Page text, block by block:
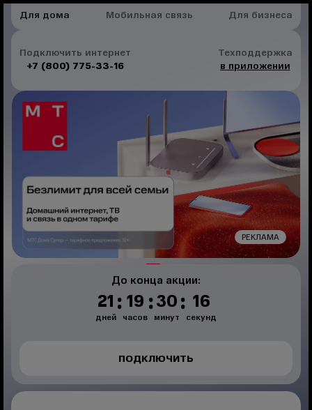
Для дома Мобильная связь Для бизнеса
Подключить интернет
+7 (800) 775-33-16
Техподдержка
в приложении
РЕКЛАМА
До конца акции:
21
дней: 19
часов:30
минут: 16
секунд
ПОДКЛЮЧИТЬ